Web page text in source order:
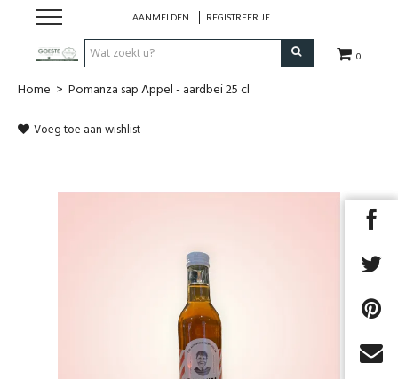
0
AANMELDEN REGISTREER JE
HOME
Huisgemaakt ijs
Home > Pomanza sap Appel - aardbei 25 cl
Voeg toe aan wishlist